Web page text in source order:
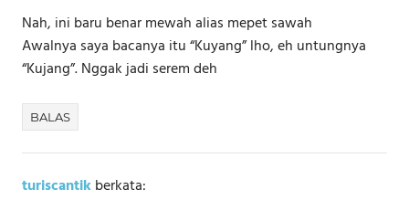
Nah, ini baru benar mewah alias mepet sawah
Awalnya saya bacanya itu “Kuyang” lho, eh untungnya
“Kujang”. Nggak jadi serem deh
BALAS
turiscantikberkata: